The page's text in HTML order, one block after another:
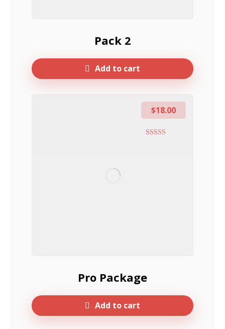
Pack 2
Add to cart
Pro Package
$18.00
Add to cart